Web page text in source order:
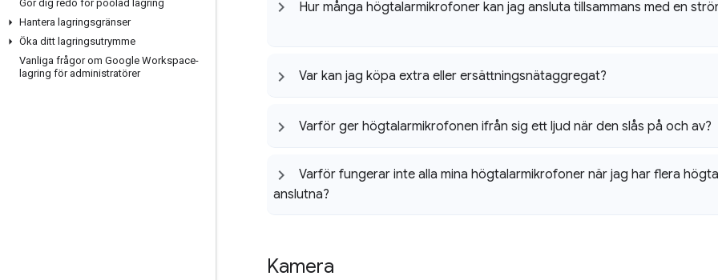
Gör dig redo för poolad lagring
Hantera lagringsgränser
Öka ditt lagringsutrymme
Vanliga frågor om Google Workspace-
lagring för administratörer
Hur många högtalarmikrofoner kan jag ansluta tillsammans med en
Var kan jag köpa extra eller ersättningsnätaggregat?
Varför ger högtalarmikrofonen ifrån sig ett ljud när den slås på och av?
Varför fungerar inte alla mina högtalarmikrofoner när jag har flera
anslutna?
Kamera